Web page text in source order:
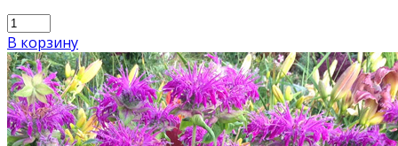
В корзину